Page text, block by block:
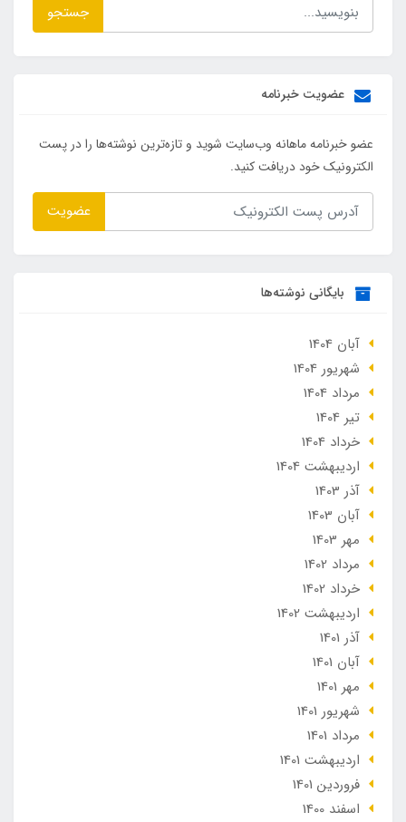
جستجو
عضویت خبرنامه
عضو خبرنامه ماهانه وب‌سایت شوید و تازه‌ترین نوشته‌ها را در پست
الکترونیک خود دریافت کنید.
عضویت
بایگانی نوشته‌ها
آبان 1404
شهریور 1404
مرداد 1404
تير 1404
خرداد 1404
ارديبهشت 1404
آذر 1403
آبان 1403
مهر 1403
مرداد 1402
خرداد 1402
ارديبهشت 1402
آذر 1401
آبان 1401
مهر 1401
شهریور 1401
مرداد 1401
ارديبهشت 1401
فروردین 1401
اسفند 1400